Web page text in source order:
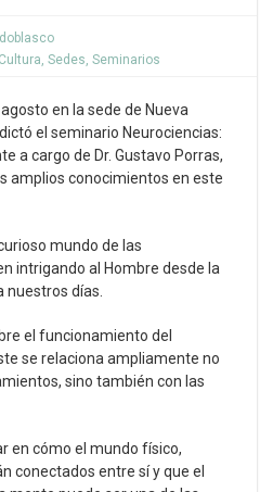
Cultura, Sedes, Seminarios
en la sede de Nueva
el seminario Neurociencias:
a cargo de Dr. Gustavo Porras,
amplios conocimientos en este
mundo de las
intrigando al Hombre desde la
nuestros días.
el funcionamiento del
se relaciona ampliamente no
sino también con las
en cómo el mundo físico,
conectados entre sí y que el